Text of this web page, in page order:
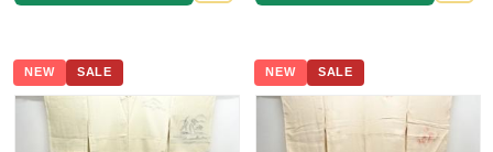
NEW SALE NEW SALE